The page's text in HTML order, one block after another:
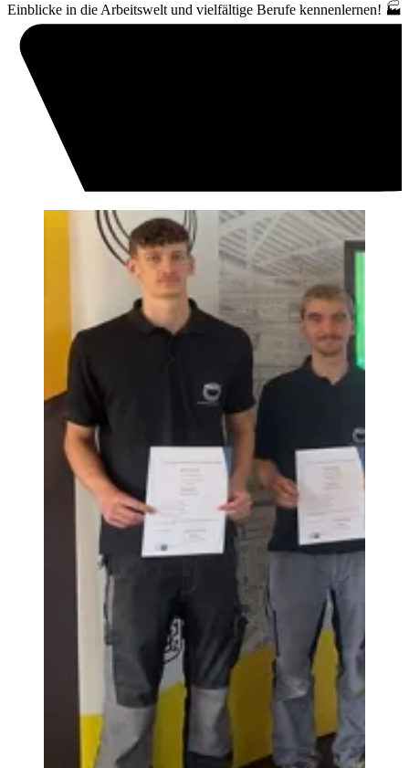
Einblicke in die Arbeitswelt und vielfältige Berufe kennenlernen! 🏭